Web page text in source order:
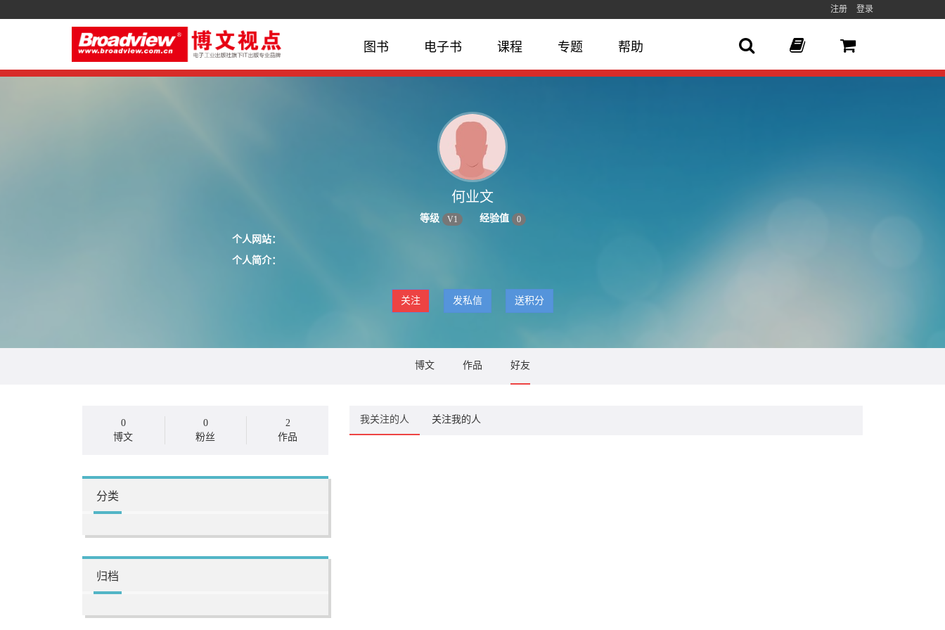
注册 登录
图书 电子书 课程 专题 帮助
何业文
等级 V1 经验值 0
个人网站：
个人简介：
关注 发私信 送积分
博文 作品 好友
0
博文
0
粉丝
2
作品
分类
归档
我关注的人 关注我的人